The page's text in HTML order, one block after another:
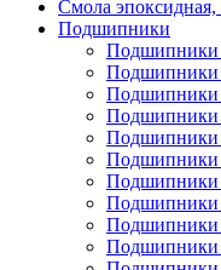
Смола эпоксидная,
Подшипники
Подшипники
Подшипники
Подшипники
Подшипники
Подшипники
Подшипники
Подшипники
Подшипники
Подшипники
Подшипники